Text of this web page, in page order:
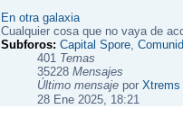
En otra galaxia
Cualquier cosa que no vaya de
Subforos:Capital Spore,
401 Temas
35228Mensajes
Último mensaje porXtrems
28 Ene 2025, 18:21